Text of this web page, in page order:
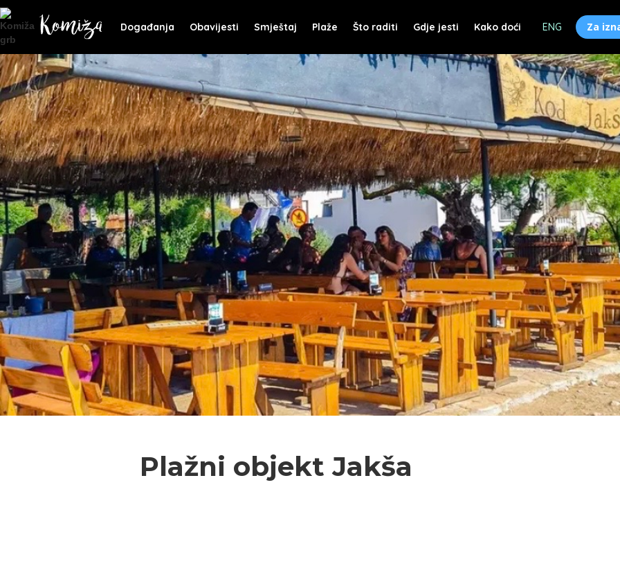
Događanja Obavijesti Smještaj Plaže Što raditi Gdje jesti Kako doći ENG Za
Plažni objekt Jakša